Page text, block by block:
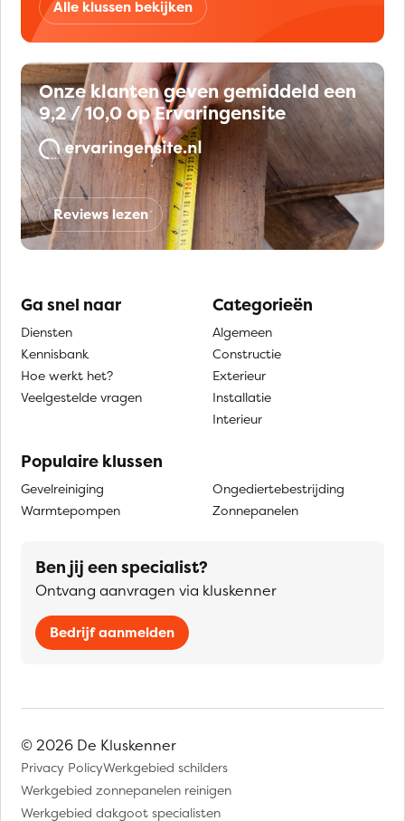
Alle klussen bekijken
Onze klanten geven gemiddeld een
9,2 / 10,0 op Ervaringensite
Reviews lezen
Ga snel naar
Diensten
Kennisbank
Hoe werkt het?
Veelgestelde vragen
Categorieën
Algemeen
Constructie
Exterieur
Installatie
Interieur
Populaire klussen
Gevelreiniging
Warmtepompen
Ongediertebestrijding
Zonnepanelen
Ben jij een specialist?
Ontvang aanvragen via kluskenner
Bedrijf aanmelden
© 2026 De Kluskenner
Privacy PolicyWerkgebied schilders
Werkgebied zonnepanelen reinigen
Werkgebied dakgoot specialisten